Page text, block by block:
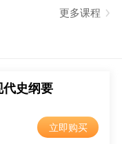
2026-05-22
内蒙古自治区2025年下半年高等教育自学考试网上报名工作的公告
2025-08-15
2025-05-26
更多课程
史纲要
立即购买